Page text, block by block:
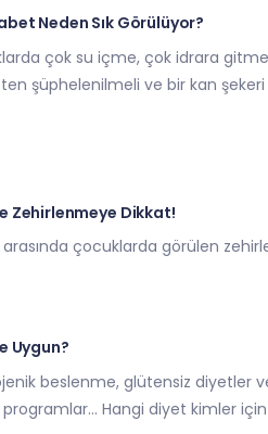
Neden Sık Görülüyor?
çok su içme, çok idrara
şüphelenilmeli ve bir kan şekeri
Zehirlenmeye Dikkat!
çocuklarda görülen
Uygun?
beslenme, glütensiz diyetler
Hangi diyet kimler